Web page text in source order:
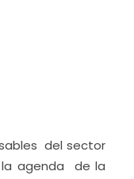
del sector
agenda de la